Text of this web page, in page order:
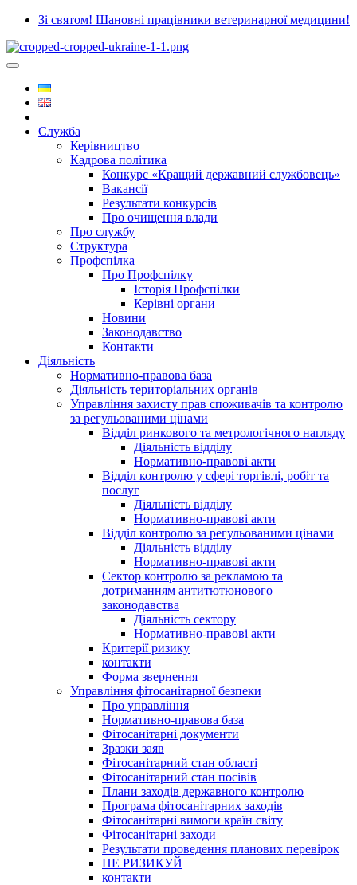
Зі святом! Шановні працівники ветеринарної медицини!
Служба
Керівництво
Кадрова політика
Конкурс «Кращий державний службовець»
Вакансії
Результати конкурсів
Про очищення влади
Про службу
Структура
Профспілка
Про Профспілку
Історія Профспілки
Керівні органи
Новини
Законодавство
Контакти
Діяльність
Нормативно-правова база
Діяльність територіальних органів
Управління захисту прав споживачів та контролю
за регульованими цінами
Відділ ринкового та метрологічного нагляду
Діяльність відділу
Нормативно-правові акти
Відділ контролю у сфері торгівлі, робіт та
послуг
Діяльність відділу
Нормативно-правові акти
Відділ контролю за регульованими цінами
Діяльність відділу
Нормативно-правові акти
Сектор контролю за рекламою та
дотриманням антитютюнового
законодавства
Діяльність сектору
Нормативно-правові акти
Критерії ризику
контакти
Форма звернення
Управління фітосанітарної безпеки
Про управління
Нормативно-правова база
Фітосанітарні документи
Зразки заяв
Фітосанітарний стан області
Фітосанітарний стан посівів
Плани заходів державного контролю
Програма фітосанітарних заходів
Фітосанітарні вимоги країн світу
Фітосанітарні заходи
Результати проведення планових перевірок
НЕ РИЗИКУЙ
контакти